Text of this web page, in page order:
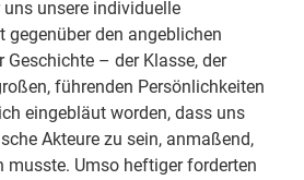
unsere individuelle
gegenüber den angeblichen
Geschichte – der Klasse, der
führenden Persönlichkeiten
eingebläut worden, dass uns
Akteure zu sein, anmaßend,
musste. Umso heftiger forderten